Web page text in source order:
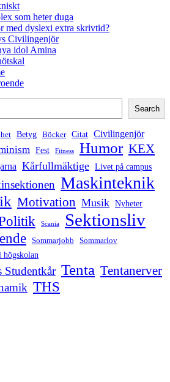
som heter duga
med dyslexi extra skrivtid?
Civilingenjör
idol Amina
Search
Betyg Böcker Citat Civilingenjör
Fest Fitness Humor KEX
Kårfullmäktige Livet på campus
Maskinteknik
Motivation Musik Nyheter
Scania Sektionsliv
Sommarjobb Sommarlov
högskolan
Studentkår Tenta Tentanerver
THS